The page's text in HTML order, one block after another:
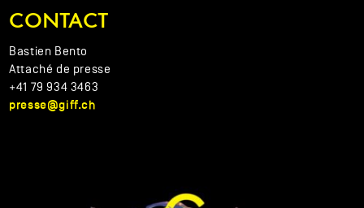
CONTACT
Bastien Bento
Attaché de presse
+41 79 934 3463
presse@giff.ch